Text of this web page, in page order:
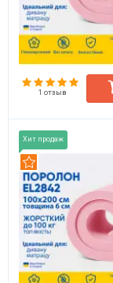
1 отзыв
Хит продаж